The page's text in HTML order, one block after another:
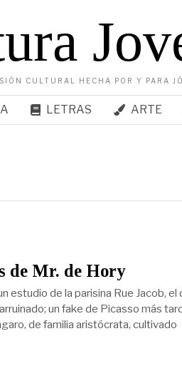
CULTURAL HECHA POR Y PARA
LETRAS ARTE
de Mr. de Hory
estudio de la parisina Rue Jacob, el
un fake de Picasso más
de familia aristócrata, cultivado